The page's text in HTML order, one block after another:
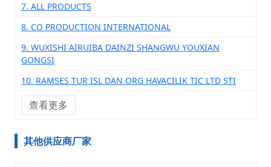
7. ALL PRODUCTS
8. CO PRODUCTION INTERNATIONAL
9. WUXISHI AIRUIBA DAINZI SHANGWU YOUXIAN
GONGSI
10. RAMSES TUR ISL DAN ORG HAVACILIK TIC LTD STI
查看更多
其他供应商厂家